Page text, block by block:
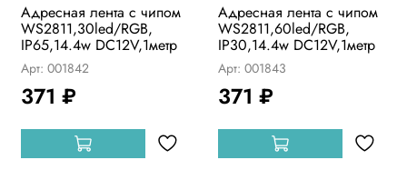
Адресная лента с чипом
WS2811,30led/RGB,
IP65,14.4w DC12V,1метр
Арт: 001842
371 ₽
Адресная лента с чипом
WS2811,60led/RGB,
IP30,14.4w DC12V,1метр
Арт: 001843
371 ₽